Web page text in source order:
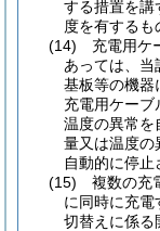
する措置を講
度を有するも
(14)
充電用ケ
あっては、
基板等の機器
充電用ケー
温度の異常を
量又は温度の
自動的に停止
(15)
複数の充
に同時に充
切替えに係る